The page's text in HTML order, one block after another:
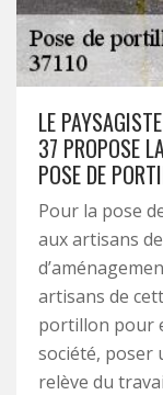
LE
37 PROPOSE
POSE DE
Pour la pose
aux artisans
artisans de
portillon pour
société, poser
relève du